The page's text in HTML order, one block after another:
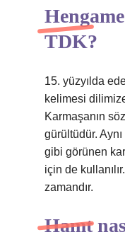
TDK?
15. yüzyılda
kelimesi
Karmaşanın
gürültüdür.
gibi görünen
için de
zamandır.
Hamt